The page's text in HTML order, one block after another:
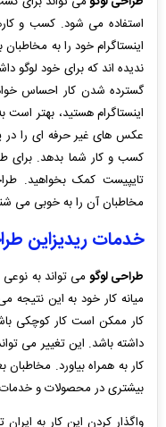
استفاده می شود. کسب و
اینستاگرام خود را به
ندیده اند که برای خود لوگو
گسترده شدن کار احساس
اینستاگرام هستید، بهتر
عکس های غیر حرفه ای را در
کسب و کار شما بدهد. برای
تایپیست کمک بخواهید.
مخاطبان آن را به خوبی می
خدمات ریدیزاین
طراحی لوگو می تواند به
میانه کار خود به این نتیجه
کار ممکن است کار کوچکی
داشته باشد. این تغییر می
کار به همراه بیاورد.
بیشتری در محصولات و خدمات
واگذار کردن این کار به